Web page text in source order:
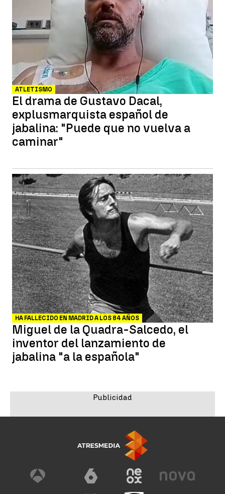
ATLETISMO
El drama de Gustavo Dacal,
explusmarquista español de
jabalina: "Puede que no vuelva a
caminar"
HA FALLECIDO EN MADRID A LOS 84 AÑOS
Miguel de la Quadra-Salcedo, el
inventor del lanzamiento de
jabalina "a la española"